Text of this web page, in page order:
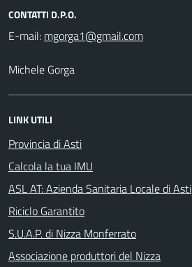
CONTATTI D.P.O.
E-mail:
Michele Gorga
LINK UTILI
Provincia di Asti
Calcola la tua IMU
ASL AT: Azienda Sanitaria Locale di Asti
Riciclo Garantito
S.U.A.P. di Nizza Monferrato
Associazione produttori del Nizza